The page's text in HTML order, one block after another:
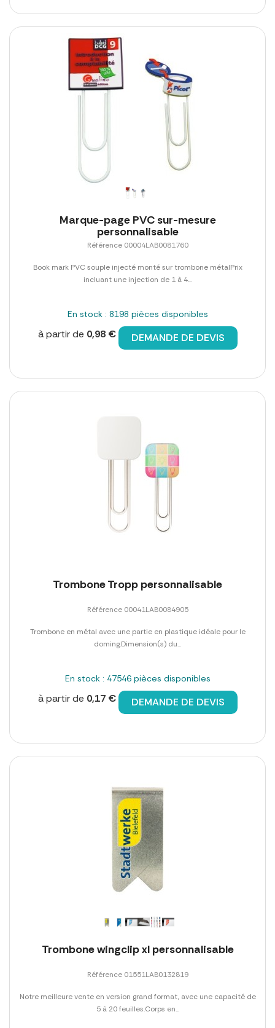
Marque-page PVC sur-mesure
personnalisable
Référence 00004LAB0081760
Book mark PVC souple injecté monté sur trombone métalPrix
incluant une injection de 1 à 4...
En stock : 8198 pièces disponibles
à partir de 0,98 € DEMANDE DE DEVIS
Trombone Tropp personnalisable
Référence 00041LAB0084905
Trombone en métal avec une partie en plastique idéale pour le
doming.Dimension(s) du...
En stock : 47546 pièces disponibles
à partir de 0,17 € DEMANDE DE DEVIS
Trombone wingclip xl personnalisable
Référence 01551LAB0132819
Notre meilleure vente en version grand format, avec une capacité de
5 à 20 feuilles.Corps en...